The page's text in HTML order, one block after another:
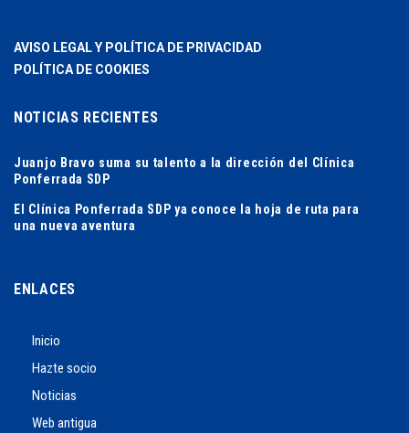
AVISO LEGAL Y POLÍTICA DE PRIVACIDAD
POLÍTICA DE COOKIES
NOTICIAS RECIENTES
Juanjo Bravo suma su talento a la dirección del Clínica
Ponferrada SDP
El Clínica Ponferrada SDP ya conoce la hoja de ruta para
una nueva aventura
ENLACES
Inicio
Hazte socio
Noticias
Web antigua